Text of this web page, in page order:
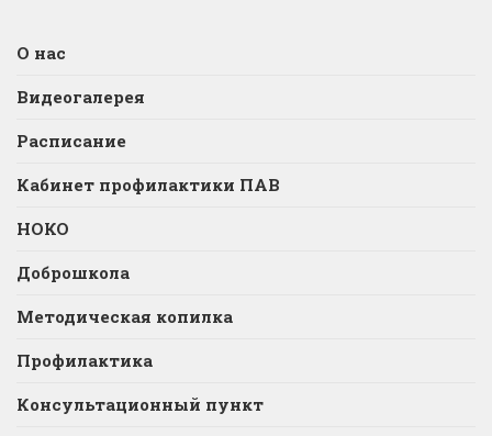
О нас
Видеогалерея
Расписание
Кабинет профилактики ПАВ
НОКО
Доброшкола
Методическая копилка
Профилактика
Консультационный пункт